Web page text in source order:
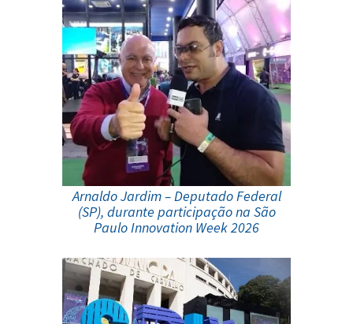
Arnaldo Jardim – Deputado Federal
(SP), durante participação na São
Paulo Innovation Week 2026